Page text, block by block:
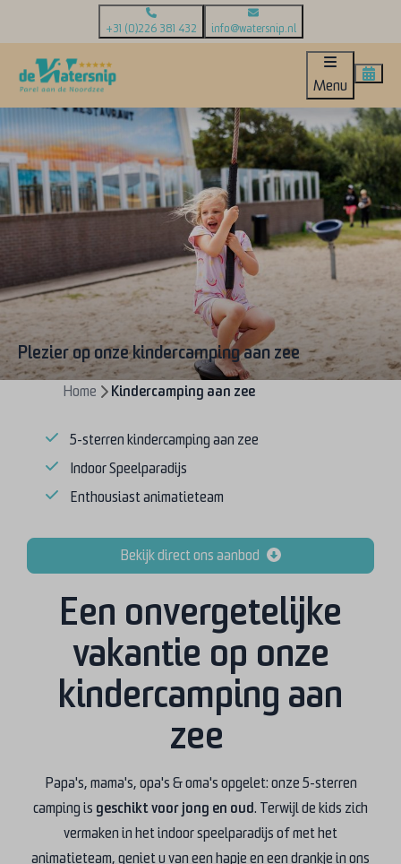
+31 (0)226 381 432 info@watersnip.nl
Menu
Plezier op onze kindercamping aan zee
Home Kindercamping aan zee
5-sterren kindercamping aan zee
Indoor Speelparadijs
Enthousiast animatieteam
Bekijk direct ons aanbod
Een onvergetelijke
vakantie op onze
kindercamping aan
zee
Papa's, mama's, opa's & oma's opgelet: onze 5-sterren
camping is geschikt voor jong en oud. Terwijl de kids zich
vermaken in het indoor speelparadijs of met het
animatieteam, geniet u van een hapje en een drankje in ons